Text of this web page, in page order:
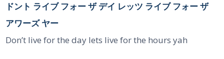
ドント ライブ フォー ザ デイ レッツ ライブ フォー ザ
アワーズ ヤー
Don’t live for the day lets live for the hours yah